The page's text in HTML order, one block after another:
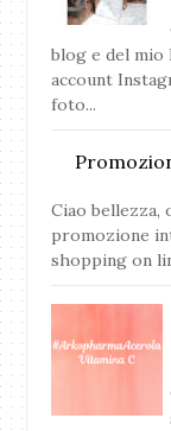
blog e del mio
account
foto...
Ciao bellezza,
promozione
shopping on